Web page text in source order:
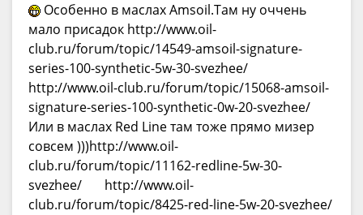
Особенно в маслах Amsoil.Там ну оччень
мало присадок http://www.oil-
club.ru/forum/topic/14549-amsoil-signature-
series-100-synthetic-5w-30-svezhee/
http://www.oil-club.ru/forum/topic/15068-amsoil-
signature-series-100-synthetic-0w-20-svezhee/
Или в маслах Red Line там тоже прямо мизер
совсем )))http://www.oil-
club.ru/forum/topic/11162-redline-5w-30-
svezhee/ http://www.oil-
club.ru/forum/topic/8425-red-line-5w-20-svezhee/